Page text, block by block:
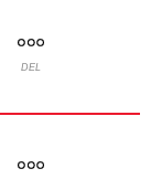
DEL